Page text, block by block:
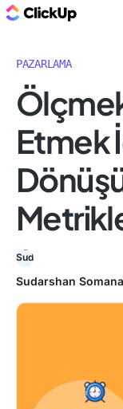
PAZARLAMA
Etmek
Sudarshan